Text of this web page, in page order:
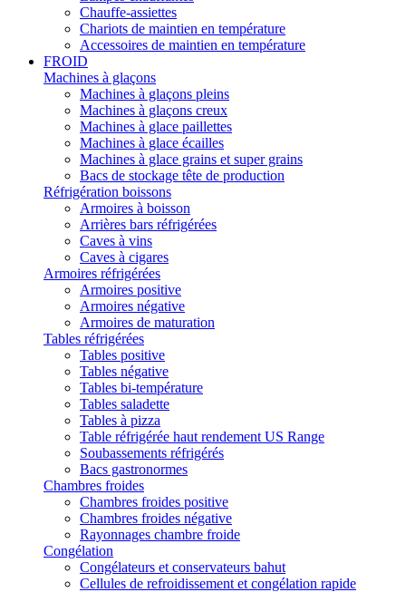
Chauffe-assiettes
Chariots de maintien en température
Accessoires de maintien en température
FROID
Machines à glaçons
Machines à glaçons pleins
Machines à glaçons creux
Machines à glace paillettes
Machines à glace écailles
Machines à glace grains et super grains
Bacs de stockage tête de production
Réfrigération boissons
Armoires à boisson
Arrières bars réfrigérées
Caves à vins
Caves à cigares
Armoires réfrigérées
Armoires positive
Armoires négative
Armoires de maturation
Tables réfrigérées
Tables positive
Tables négative
Tables bi-température
Tables saladette
Tables à pizza
Table réfrigérée haut rendement US Range
Soubassements réfrigérés
Bacs gastronormes
Chambres froides
Chambres froides positive
Chambres froides négative
Rayonnages chambre froide
Congélation
Congélateurs et conservateurs bahut
Cellules de refroidissement et congélation rapide